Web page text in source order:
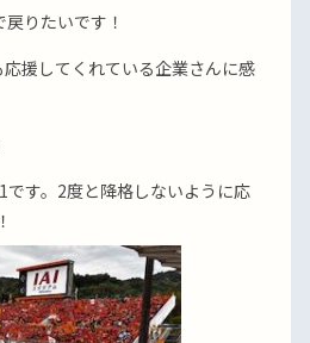
りたいです！
援してくれている企業さんに感
す。2度と降格しないように応